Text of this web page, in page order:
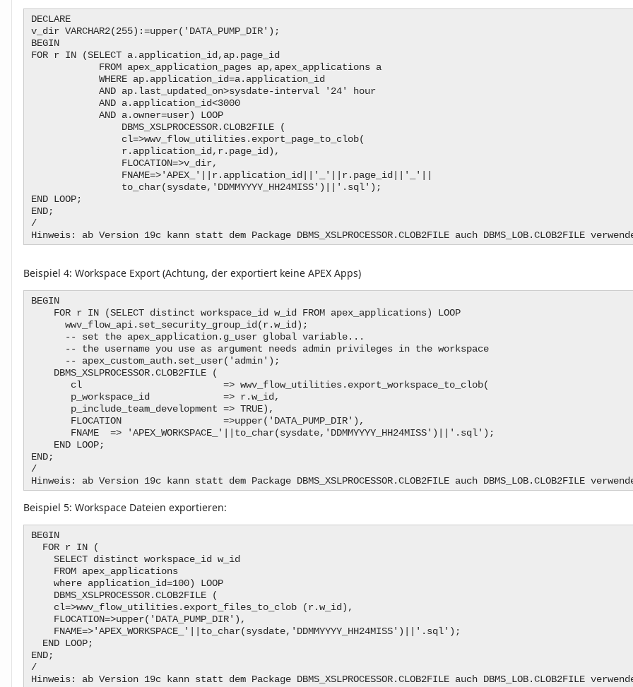
DECLARE
v_dir VARCHAR2(255):=upper('DATA_PUMP_DIR');
BEGIN
FOR r IN (SELECT a.application_id,ap.page_id
FROM apex_application_pages ap,apex_applications a
WHERE ap.application_id=a.application_id
AND ap.last_updated_on>sysdate-interval '24' hour
AND a.application_id<3000
AND a.owner=user) LOOP
DBMS_XSLPROCESSOR.CLOB2FILE (
cl=>wwv_flow_utilities.export_page_to_clob(
r.application_id,r.page_id),
FLOCATION=>v_dir,
FNAME=>'APEX_'||r.application_id||'_'||r.page_id||'_'||
to_char(sysdate,'DDMMYYYY_HH24MISS')||'.sql');
END LOOP;
END;
/
Hinweis: ab Version 19c kann statt dem Package DBMS_XSLPROCESSOR.CLOB2FILE auch DBMS_LOB.CLOB2FILE
Beispiel 4: Workspace Export (Achtung, der exportiert keine APEX Apps)
BEGIN
FOR r IN (SELECT distinct workspace_id w_id FROM apex_applications) LOOP
wwv_flow_api.set_security_group_id(r.w_id);
-- set the apex_application.g_user global variable...
-- the username you use as argument needs admin privileges in the workspace
-- apex_custom_auth.set_user('admin');
DBMS_XSLPROCESSOR.CLOB2FILE (
cl => wwv_flow_utilities.export_workspace_to_clob(
p_workspace_id => r.w_id,
p_include_team_development => TRUE),
FLOCATION =>upper('DATA_PUMP_DIR'),
FNAME => 'APEX_WORKSPACE_'||to_char(sysdate,'DDMMYYYY_HH24MISS')||'.sql');
END LOOP;
END;
/
Hinweis: ab Version 19c kann statt dem Package DBMS_XSLPROCESSOR.CLOB2FILE auch DBMS_LOB.CLOB2FILE
Beispiel 5: Workspace Dateien exportieren:
BEGIN
FOR r IN (
SELECT distinct workspace_id w_id
FROM apex_applications
where application_id=100) LOOP
DBMS_XSLPROCESSOR.CLOB2FILE (
cl=>wwv_flow_utilities.export_files_to_clob (r.w_id),
FLOCATION=>upper('DATA_PUMP_DIR'),
FNAME=>'APEX_WORKSPACE_'||to_char(sysdate,'DDMMYYYY_HH24MISS')||'.sql');
END LOOP;
END;
/
Hinweis: ab Version 19c kann statt dem Package DBMS_XSLPROCESSOR.CLOB2FILE auch DBMS_LOB.CLOB2FILE